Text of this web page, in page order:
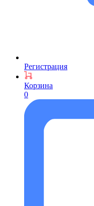
Регистрация
Корзина
0